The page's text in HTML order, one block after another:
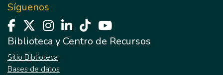
Síguenos
Biblioteca y Centro de Recursos
Sitio Biblioteca
Bases de datos